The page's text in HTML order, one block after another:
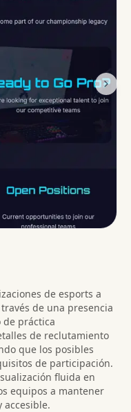
de esports a
de una presencia
práctica
de reclutamiento
que los posibles
de participación.
fluida en
equipos a mantener
accesible.